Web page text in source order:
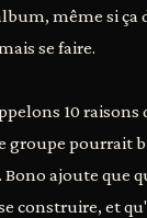
même si ça
se faire.
10 raisons
groupe pourrait
ajoute que
construire, et